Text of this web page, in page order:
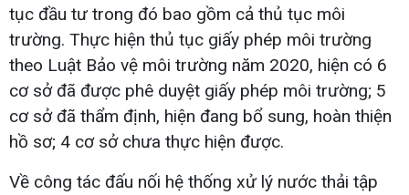
tục đầu tư trong đó bao gồm cả thủ tục môi
trường. Thực hiện thủ tục giấy phép môi trường
theo Luật Bảo vệ môi trường năm 2020, hiện có 6
cơ sở đã được phê duyệt giấy phép môi trường; 5
cơ sở đã thẩm định, hiện đang bổ sung, hoàn thiện
hồ sơ; 4 cơ sở chưa thực hiện được.
Về công tác đấu nối hệ thống xử lý nước thải tập